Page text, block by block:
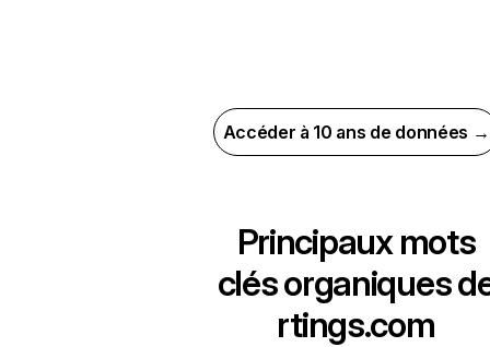
Accéder à 10 ans de données →
Principaux mots
clés organiques
rtings.com